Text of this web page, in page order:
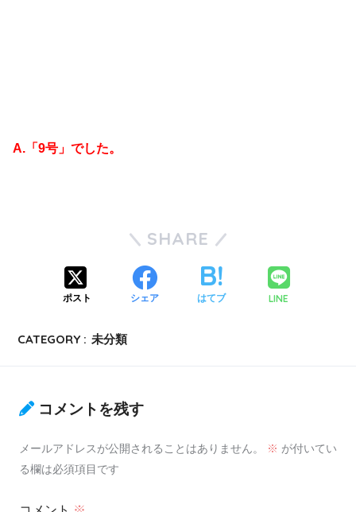
A.「9号」でした。
SHARE
ポスト シェア はてブ LINE
CATEGORY : 未分類
コメントを残す
メールアドレスが公開されることはありません。 ※ が付いてい
る欄は必須項目です